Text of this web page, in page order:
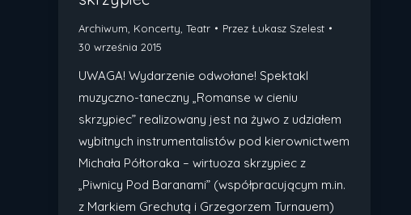
Archiwum Koncerty Teatr Przez Łukasz Szelest
30 września 2015
UWAGA! Wydarzenie odwołane! Spektakl
muzyczno-taneczny „Romanse w cieniu
skrzypiec” realizowany jest na żywo z udziałem
wybitnych instrumentalistów pod kierownictwem
Michała Półtoraka – wirtuoza skrzypiec z
„Piwnicy Pod Baranami” (współpracującym m.in.
z Markiem Grechutą i Grzegorzem Turnauem)